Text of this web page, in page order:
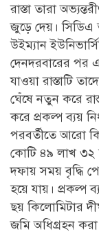
রাস্তা তারা
জুড়ে দেয়। সিডিএ
উইম্যান
দেনদরবারের পর
যাওয়া রাস্তাটি
ঘেঁষে নতুন করে
করে প্রকল্প ব্যয়
পরবর্তীতে আরো
কোটি ৪৯ লাখ ৩২
দফায় সময় বৃদ্ধি
হয়ে যায়। প্রকল্প
ছয় কিলোমিটার
জমি অধিগ্রহন